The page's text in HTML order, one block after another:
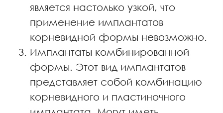
является настолько узкой, что
применение имплантатов
корневидной формы невозможно.
Имплантаты комбинированной
формы. Этот вид имплантатов
представляет собой комбинацию
корневидного и пластиночного